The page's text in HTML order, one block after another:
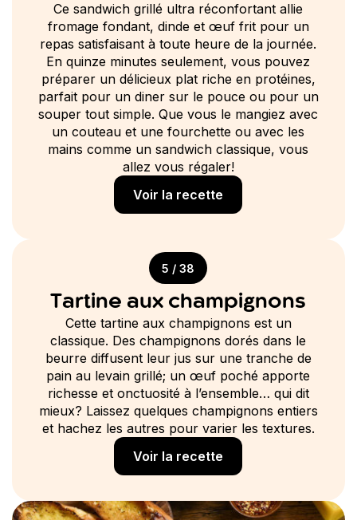
Ce sandwich grillé ultra réconfortant allie
fromage fondant, dinde et œuf frit pour un
repas satisfaisant à toute heure de la journée.
En quinze minutes seulement, vous pouvez
préparer un délicieux plat riche en protéines,
parfait pour un diner sur le pouce ou pour un
souper tout simple. Que vous le mangiez avec
un couteau et une fourchette ou avec les
mains comme un sandwich classique, vous
allez vous régaler!
Voir la recette
5 / 38
Tartine aux champignons
Cette tartine aux champignons est un
classique. Des champignons dorés dans le
beurre diffusent leur jus sur une tranche de
pain au levain grillé; un œuf poché apporte
richesse et onctuosité à l’ensemble… qui dit
mieux? Laissez quelques champignons entiers
et hachez les autres pour varier les textures.
Voir la recette